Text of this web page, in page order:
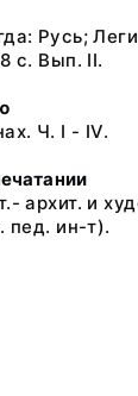
Русь;
с. Вып. II.
Ч. I - IV.
архит. и
пед. ин-т).